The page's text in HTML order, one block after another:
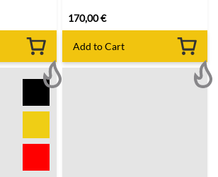
170,00€
Add to Cart